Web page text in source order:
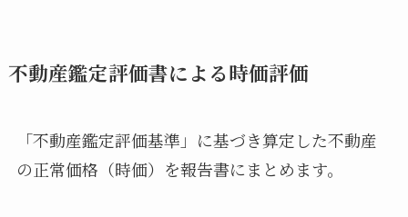
不動産鑑定評価書による時価評価
「不動産鑑定評価基準」に基づき算定した不動産
の正常価格（時価）を報告書にまとめます。